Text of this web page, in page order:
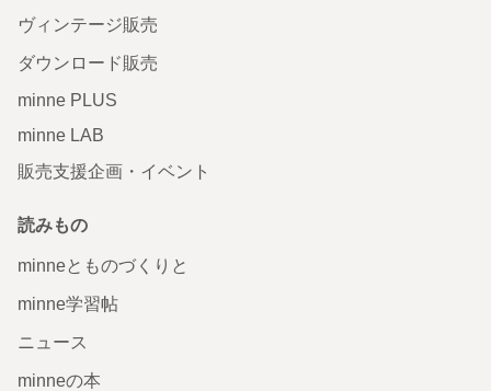
ヴィンテージ販売
ダウンロード販売
minne PLUS
minne LAB
販売支援企画・イベント
読みもの
minneとものづくりと
minne学習帖
ニュース
minneの本